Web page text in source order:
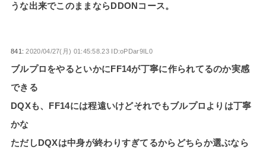
うな出来でこのままならDDONコース。
841:2020/04/27(月) 01:45:58.23 ID:oPDar9IL0
ブルプロをやるといかにFF14が丁寧に作られてるのか実感
できる
DQXも、FF14には程遠いけどそれでもブルプロよりは丁寧
かな
ただしDQXは中身が終わりすぎてるからどちらか選ぶなら